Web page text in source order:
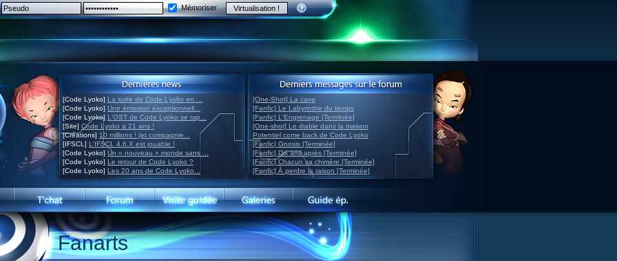
Mémoriser
[Code Lyoko] La suite de Code Lyoko en ...
[Code Lyoko] Une émission exceptionnell...
[Code Lyoko] L'OST de Code Lyoko se rap...
[Site] Code Lyoko a 21 ans !
[Créations] 10 millions ! (et compagnie...
[IFSCL] L'IFSCL 4.6.X est jouable !
[Code Lyoko] Un « nouveau » monde sans ...
[Code Lyoko] Le retour de Code Lyoko ?
[Code Lyoko] Les 20 ans de Code Lyoko...
[One-Shot] La cave
[Fanfic] Le Labyrinthe du temps
[Fanfic] L'Engrenage [Terminée]
[One-shot] Le diable dans la maison
Potentiel come back de Code Lyoko
[Fanfic] Gnosis [Terminée]
[Fanfic] Dix ans après [Terminée]
[Fanfic] Chacun sa chimère [Terminée]
[Fanfic] À perdre la raison [Terminée]
Fanarts